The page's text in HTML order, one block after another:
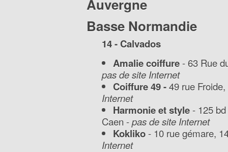
Auvergne
Basse Normandie
14 - Calvados
Amalie coiffure- 63 Rue
pas de site Internet
Coiffure 49 -49 rue
Internet
Harmonie et style- 125
Caen -pas de site Internet
Kokliko- 10 rue gémare,
Internet